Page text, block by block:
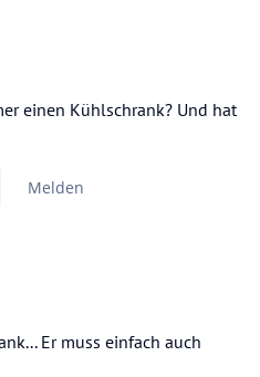
einen Kühlschrank? Und hat
Melden
Er muss einfach auch